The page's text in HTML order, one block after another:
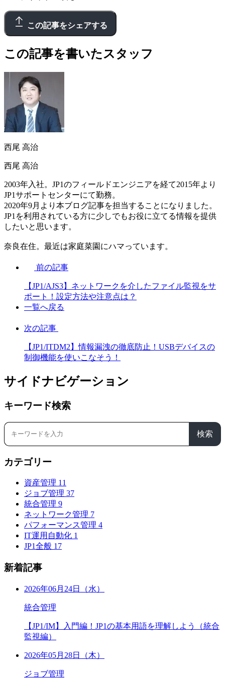
この記事をシェアする
この記事を書いたスタッフ
西尾 高治
西尾 高治
2003年入社。JP1のフィールドエンジニアを経て2015年より
JP1サポートセンターにて勤務。
2020年9月より本ブログ記事を担当することになりました。
JP1を利用されている方に少しでもお役に立てる情報を提供
したいと思います。
奈良在住。最近は家庭菜園にハマっています。
前の記事
【JP1/AJS3】ネットワークを介したファイル監視をサ
ポート！設定方法や注意点は？
一覧へ戻る
次の記事
【JP1/ITDM2】情報漏洩の徹底防止！USBデバイスの
制御機能を使いこなそう！
サイドナビゲーション
キーワード検索
検索
カテゴリー
資産管理 11
ジョブ管理 37
統合管理 9
ネットワーク管理 7
パフォーマンス管理 4
IT運用自動化 1
JP1全般 17
新着記事
2026年06月24日（水）
統合管理
【JP1/IM】入門編！JP1の基本用語を理解しよう（統合
監視編）
2026年05月28日（木）
ジョブ管理